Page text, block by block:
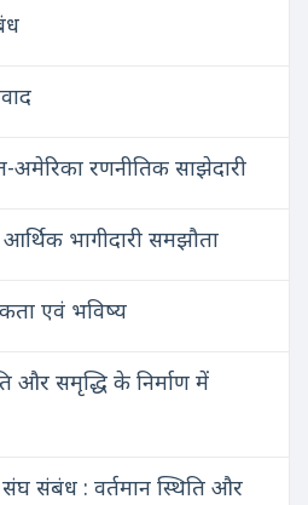
अमेरिका रणनीतिक साझेदारी
भागीदारी समझौता
एवं भविष्य
और समृद्धि के निर्माण में
संबंध : वर्तमान स्थिति और